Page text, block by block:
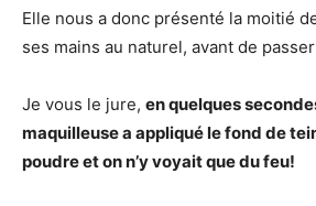
Elle nous a donc présenté la moitié
ses mains au naturel, avant de
Je vous le jure, en quelques
maquilleuse a appliqué le fond de
poudre et on n’y voyait que du feu!